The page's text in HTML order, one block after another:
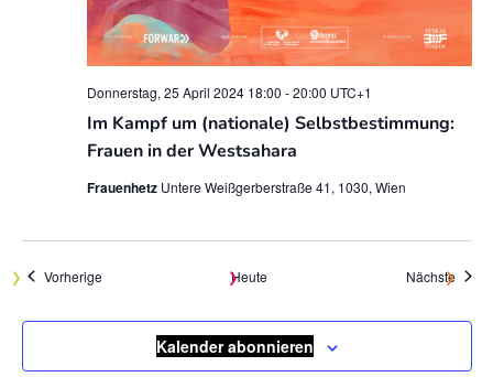
Im Kampf um (nationale) Selbstbestimmung:
Frauen in der Westsahara
Donnerstag, 25 April 2024 18:00 -20:00 UTC+1
Frauenhetz Untere Weißgerberstraße 41, 1030, Wien
VorherigeVeranstaltungen Heute Nächste
Kalender abonnieren